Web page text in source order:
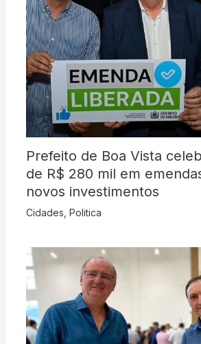
Prefeito de Boa Vista
de R$ 280 mil em
novos investimentos
Cidades Politica